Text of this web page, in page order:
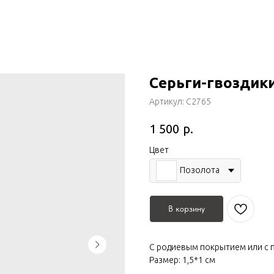
Серьги-
Артикул: С2765
1 500 р.
Цвет
Позолота
В корзину
С родиевым покрытием или с
Размер: 1,5*1 см